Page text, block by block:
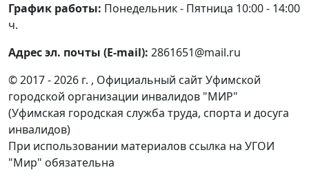
График работы: Понедельник - Пятница 10:00 - 14:00
ч.
Адрес эл. почты (E-mail): 2861651@mail.ru
© 2017 - 2026 г. , Официальный сайт Уфимской
городской организации инвалидов "МИР"
(Уфимская городская служба труда, спорта и досуга
инвалидов)
При использовании материалов ссылка на УГОИ
"Мир" обязательна